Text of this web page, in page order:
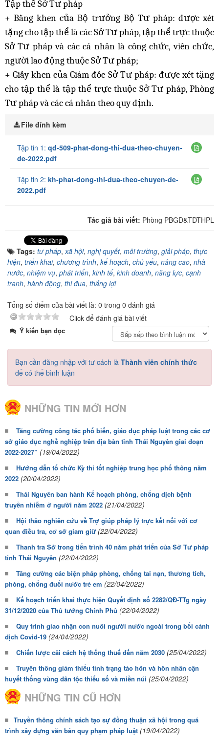
Tập thể Sở Tư pháp
+ Bằng khen của Bộ trưởng Bộ Tư pháp: được xét
tặng cho tập thể là các Sở Tư pháp, tập thể trực thuộc
Sở Tư pháp và các cá nhân là công chức, viên chức,
người lao động thuộc Sở Tư pháp;
+ Giấy khen của Giám đốc Sở Tư pháp: được xét tặng
cho tập thể là tập thể trực thuộc Sở Tư pháp, Phòng
Tư pháp và các cá nhân theo quy định.
File đính kèm
Tập tin 1: qd-509-phat-dong-thi-dua-theo-chuyen-
de-2022.pdf
Tập tin 2: kh-phat-dong-thi-dua-theo-chuyen-de-
2022.pdf
Tác giả bài viết: Phòng PBGD&TDTHPL
Tags: tư pháp,xã hội, nghị quyết, môi trường, giải pháp, thực
hiện, triển khai, chương trình, kế hoạch, chủ yếu, nâng cao, nhà
nước, nhiệm vụ, phát triển, kinh tế, kinh doanh, năng lực, cạnh
tranh, hành động, thi đua, thắng lợi
Tổng số điểm của bài viết là: 0 trong 0 đánh giá
Click để đánh giá bài viết
Ý kiến bạn đọc
Bạn cần đăng nhập với tư cách là Thành viên chính thức
để có thể bình luận
NHỮNG TIN MỚI HƠN
Tăng cường công tác phổ biến, giáo dục pháp luật trong các cơ
sở giáo dục nghề nghiệp trên địa bàn tỉnh Thái Nguyên giai đoạn
2022-2027” (19/04/2022)
Hướng dẫn tổ chức Kỳ thi tốt nghiệp trung học phổ thông năm
2022 (20/04/2022)
Thái Nguyên ban hành Kế hoạch phòng, chống dịch bệnh
truyền nhiễm ở người năm 2022 (21/04/2022)
Hội thảo nghiên cứu về Trợ giúp pháp lý trực kết nối với cơ
quan điều tra, cơ sở giam giữ (22/04/2022)
Thanh tra Sở trong tiến trình 40 năm phát triển của Sở Tư pháp
tỉnh Thái Nguyên (22/04/2022)
Tăng cường các biện pháp phòng, chống tai nạn, thương tích,
phòng, chống đuối nước trẻ em (22/04/2022)
Kế hoạch triển khai thực hiện Quyết định số 2282/QĐ-TTg ngày
31/12/2020 của Thủ tướng Chính Phủ (22/04/2022)
Quy trình giao nhận con nuôi người nước ngoài trong bối cảnh
dịch Covid-19 (24/04/2022)
Chiến lược cải cách hệ thống thuế đến năm 2030 (25/04/2022)
Truyền thông giảm thiểu tình trạng tảo hôn và hôn nhân cận
huyết thống vùng dân tộc thiểu số và miền núi (25/04/2022)
NHỮNG TIN CŨ HƠN
Truyền thông chính sách tạo sự đồng thuận xã hội trong quá
trình xây dựng văn bản quy phạm pháp luật (19/04/2022)